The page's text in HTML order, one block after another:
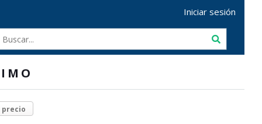
Iniciar sesión